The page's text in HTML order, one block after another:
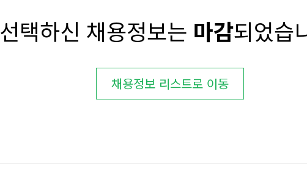
선택하신 채용정보는 마감되었습
채용정보 리스트로 이동